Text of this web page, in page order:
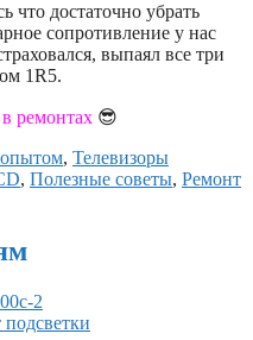
что достаточно убрать
сопротивление у нас
выпаял все три
1R5.
ремонтах 😎
, Телевизоры
, Полезные советы, Ремонт
2